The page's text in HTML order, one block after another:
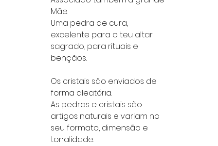
Mãe.
Uma pedra de cura,
excelente para o teu altar
sagrado, para rituais e
bençãos.
Os cristais são enviados de
forma aleatória.
As pedras e cristais são
artigos naturais e variam no
seu formato, dimensão e
tonalidade.